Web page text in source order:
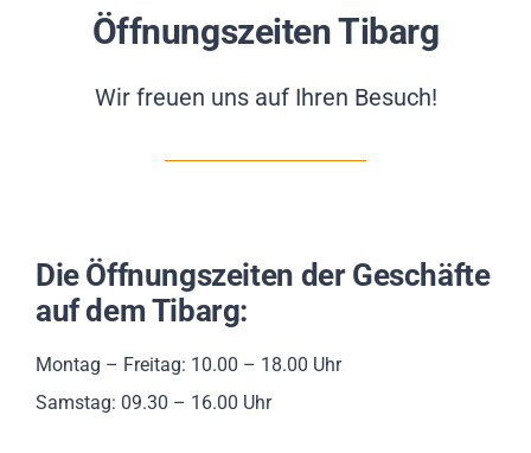
ImpressionenÖffnungszeiten Tibarg
Wir freuen uns auf Ihren Besuch!
Die Öffnungszeiten der Geschäfte
auf dem Tibarg:
Montag – Freitag: 10.00 – 18.00 Uhr
Samstag: 09.30 – 16.00 Uhr